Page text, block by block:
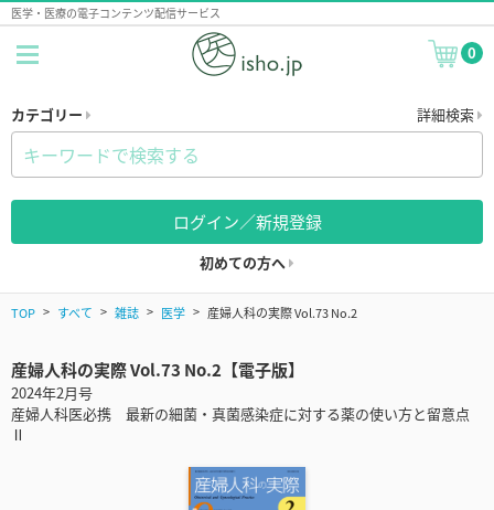
医学・医療の電子コンテンツ配信サービス
0
カテゴリー 詳細検索
ログイン／新規登録
初めての方へ
TOP すべて 雑誌 医学 産婦人科の実際 Vol.73 No.2
産婦人科の実際 Vol.73 No.2【電子版】
2024年2月号
産婦人科医必携 最新の細菌・真菌感染症に対する薬の使い方と留意点
Ⅱ